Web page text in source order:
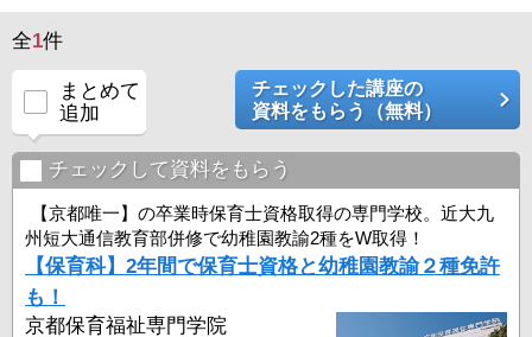
全1件
まとめて
追加
チェックした講座の
資料をもらう（無料）
チェックして資料をもらう
【京都唯一】の卒業時保育士資格取得の専門学校。近大九
州短大通信教育部併修で幼稚園教諭2種をW取得！
【保育科】2年間で保育士資格と幼稚園教諭２種免許
も！
京都保育福祉専門学院